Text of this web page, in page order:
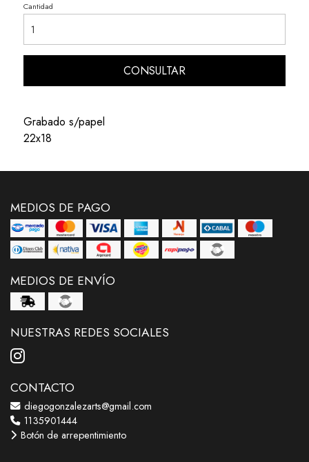
Cantidad
CONSULTAR
Grabado s/papel
22x18
MEDIOS DE PAGO
MEDIOS DE ENVÍO
NUESTRAS REDES SOCIALES
CONTACTO
diegogonzalezarts@gmail.com
1135901444
Botón de arrepentimiento